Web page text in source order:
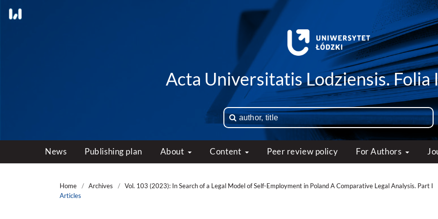
Acta Universitatis Lodziensis. Folia
News Publishing plan About Content Peer review policy For Authors
Home / Archives / Vol. 103 (2023): In Search of a Legal Model of Self-Employment in Poland A Comparative Legal Analysis. Part I
Articles